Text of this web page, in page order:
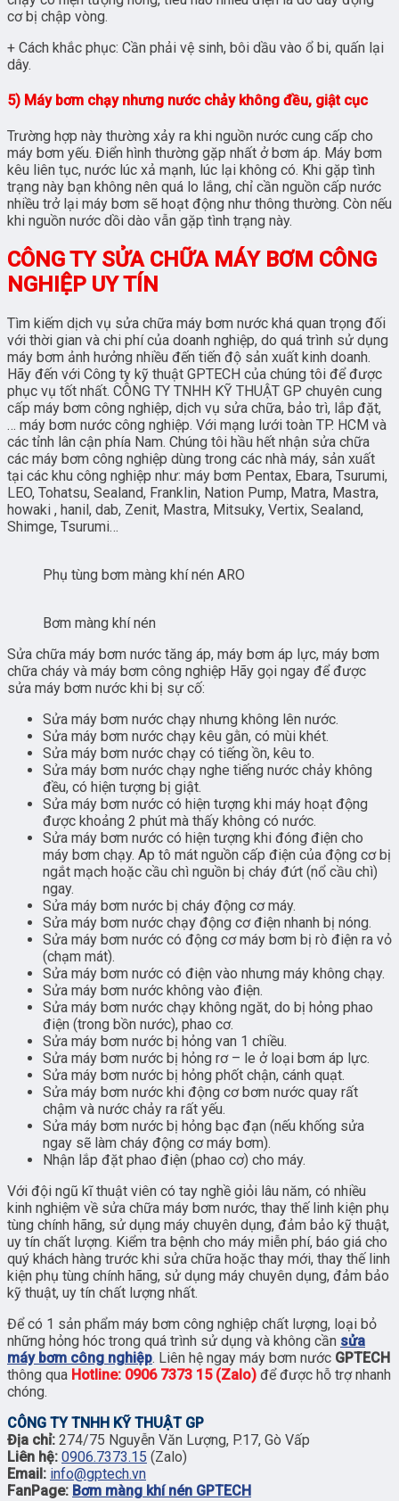
cơ bị chập vòng.
+ Cách khắc phục: Cần phải vệ sinh, bôi dầu vào ổ bi, quấn lại
dây.
5) Máy bơm chạy nhưng nước chảy không đều, giật cục
Trường hợp này thường xảy ra khi nguồn nước cung cấp cho
máy bơm yếu. Điển hình thường gặp nhất ở bơm áp. Máy bơm
kêu liên tục, nước lúc xả mạnh, lúc lại không có. Khi gặp tình
trạng này bạn không nên quá lo lắng, chỉ cần nguồn cấp nước
nhiều trở lại máy bơm sẽ hoạt động như thông thường. Còn nếu
khi nguồn nước dồi dào vẫn gặp tình trạng này.
CÔNG TY SỬA CHỮA MÁY BƠM CÔNG
NGHIỆP UY TÍN
Tìm kiếm dịch vụ sửa chữa máy bơm nước khá quan trọng đối
với thời gian và chi phí của doanh nghiệp, do quá trình sử dụng
máy bơm ảnh hưởng nhiều đến tiến độ sản xuất kinh doanh.
Hãy đến với Công ty kỹ thuật GPTECH của chúng tôi để được
phục vụ tốt nhất. CÔNG TY TNHH KỸ THUẬT GP chuyên cung
cấp máy bơm công nghiệp, dịch vụ sửa chữa, bảo trì, lắp đặt,
… máy bơm nước công nghiệp. Với mạng lưới toàn TP. HCM và
các tỉnh lân cận phía Nam. Chúng tôi hầu hết nhận sửa chữa
các máy bơm công nghiệp dùng trong các nhà máy, sản xuất
tại các khu công nghiệp như: máy bơm Pentax, Ebara, Tsurumi,
LEO, Tohatsu, Sealand, Franklin, Nation Pump, Matra, Mastra,
howaki , hanil, dab, Zenit, Mastra, Mitsuky, Vertix, Sealand,
Shimge, Tsurumi…
Phụ tùng bơm màng khí nén ARO
Bơm màng khí nén
Sửa chữa máy bơm nước tăng áp, máy bơm áp lực, máy bơm
chữa cháy và máy bơm công nghiệp Hãy gọi ngay để được
sửa máy bơm nước khi bị sự cố:
Sửa máy bơm nước chạy nhưng không lên nước.
Sửa máy bơm nước chạy kêu gằn, có mùi khét.
Sửa máy bơm nước chạy có tiếng ồn, kêu to.
Sửa máy bơm nước chạy nghe tiếng nước chảy không
đều, có hiện tượng bị giật.
Sửa máy bơm nước có hiện tượng khi máy hoạt động
được khoảng 2 phút mà thấy không có nước.
Sửa máy bơm nước có hiện tượng khi đóng điện cho
máy bơm chạy. Ap tô mát nguồn cấp điện của động cơ bị
ngắt mạch hoặc cầu chì nguồn bị cháy đứt (nổ cầu chì)
ngay.
Sửa máy bơm nước bị cháy động cơ máy.
Sửa máy bơm nước chạy động cơ điện nhanh bị nóng.
Sửa máy bơm nước có động cơ máy bơm bị rò điện ra vỏ
(chạm mát).
Sửa máy bơm nước có điện vào nhưng máy không chạy.
Sửa máy bơm nước không vào điện.
Sửa máy bơm nước chạy không ngăt, do bị hỏng phao
điện (trong bồn nước), phao cơ.
Sửa máy bơm nước bị hỏng van 1 chiều.
Sửa máy bơm nước bị hỏng rơ – le ở loại bơm áp lực.
Sửa máy bơm nước bị hỏng phốt chận, cánh quạt.
Sửa máy bơm nước khi động cơ bơm nước quay rất
chậm và nước chảy ra rất yếu.
Sửa máy bơm nước bị hỏng bạc đạn (nếu khống sửa
ngay sẽ làm cháy động cơ máy bơm).
Nhận lắp đặt phao điện (phao cơ) cho máy.
Với đội ngũ kĩ thuật viên có tay nghề giỏi lâu năm, có nhiều
kinh nghiệm về sửa chữa máy bơm nước, thay thế linh kiện phụ
tùng chính hãng, sử dụng máy chuyên dụng, đảm bảo kỹ thuật,
uy tín chất lượng. Kiểm tra bệnh cho máy miễn phí, báo giá cho
quý khách hàng trước khi sửa chữa hoặc thay mới, thay thế linh
kiện phụ tùng chính hãng, sử dụng máy chuyên dụng, đảm bảo
kỹ thuật, uy tín chất lượng nhất.
Để có 1 sản phẩm máy bơm công nghiệp chất lượng, loại bỏ
những hỏng hóc trong quá trình sử dụng và không cần sửa
máy bơm công nghiệp. Liên hệ ngay máy bơm nước GPTECH
thông qua Hotline: 0906 7373 15 (Zalo) để được hỗ trợ nhanh
chóng.
CÔNG TY TNHH KỸ THUẬT GP
Địa chỉ: 274/75 Nguyễn Văn Lượng, P.17, Gò Vấp
Liên hệ: 0906.7373.15 (Zalo)
Email: info@gptech.vn
FanPage: Bơm màng khí nén GPTECH